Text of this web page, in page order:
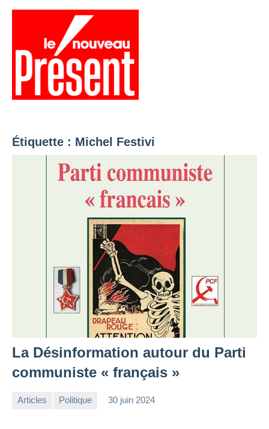
Aller
Étiquette : Michel Festivi
La Désinformation autour du Parti
communiste « français »
Articles Politique 30 juin 2024